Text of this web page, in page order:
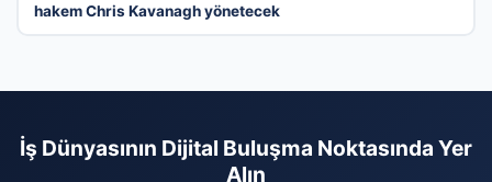
hakem Chris Kavanagh yönetecek
İş Dünyasının Dijital Buluşma Noktasında Yer
Alın